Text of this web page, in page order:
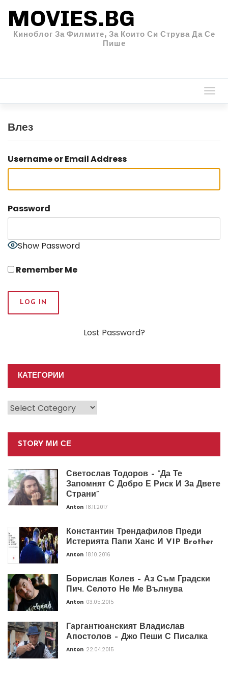
MOVIES.BG
Киноблог За Филмите, За Които Си Струва Да Се
Пише
Влез
Username or Email Address
Password
Show Password
Remember Me
Lost Password?
КАТЕГОРИИ
Категории
STORY МИ СЕ
Светослав Тодоров – “Да Те
Запомнят С Добро Е Риск И За Двете
Страни”
Anton 18.11.2017
Константин Трендафилов Преди
Истерията Папи Ханс И VIP Brother
Anton 18.10.2016
Борислав Колев – Аз Съм Градски
Пич. Селото Не Ме Вълнува
Anton 03.05.2015
Гаргантюанският Владислав
Апостолов – Джо Пеши С Писалка
Anton 22.04.2015